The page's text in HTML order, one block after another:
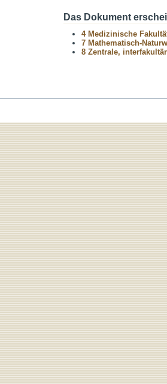
Das Dokument
4 Medizinische
7 Mathematisch-
8 Zentrale,